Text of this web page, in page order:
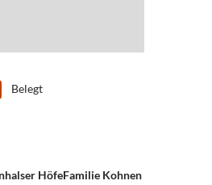
Belegt
HöfeFamilie Kohnen